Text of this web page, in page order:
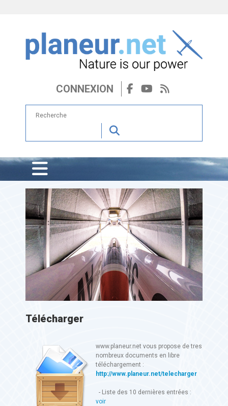
CONNEXION
Télécharger
www.planeur.net vous propose de tres
nombreux documents en libre
téléchargement :
http://www.planeur.net/telecharger
- Liste des 10 dernières entrées :
voir